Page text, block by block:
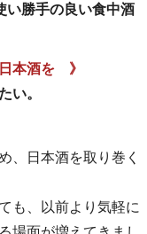
い勝手の良い食中酒
本酒を 》
い。
、日本酒を取り巻く
も、以前より気軽に